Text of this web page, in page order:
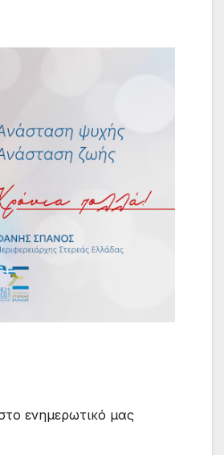
ενημερωτικό μας